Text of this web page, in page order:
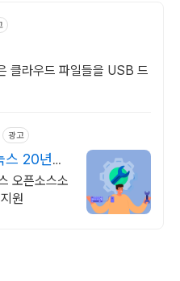
클라우드 파일들을 USB 드
광고
20년이
오픈소스소
원